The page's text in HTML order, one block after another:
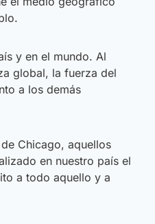
y en el mundo. Al
global, la fuerza del
a los demás
Chicago, aquellos
en nuestro país el
a todo aquello y a